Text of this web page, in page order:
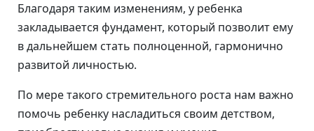
Благодаря таким изменениям, у ребенка
закладывается фундамент, который позволит ему
в дальнейшем стать полноценной, гармонично
развитой личностью.
По мере такого стремительного роста нам важно
помочь ребенку насладиться своим детством,